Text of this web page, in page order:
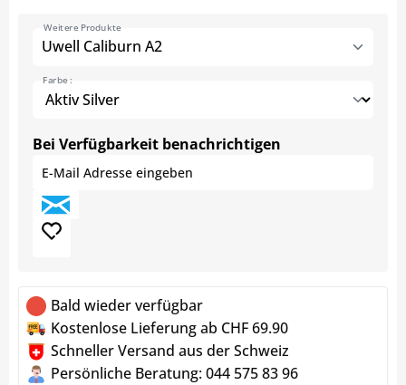
Uwell Caliburn A2
Weitere Produkte
Farbe :
Bei Verfügbarkeit benachrichtigen
Bald wieder verfügbar
Kostenlose Lieferung ab CHF 69.90
Schneller Versand aus der Schweiz
Persönliche Beratung: 044 575 83 96